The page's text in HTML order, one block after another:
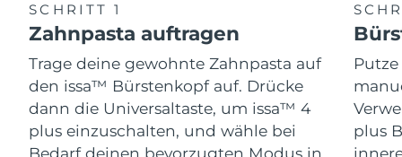
SCHRITT 1
Zahnpasta auftragen
Trage deine gewohnte Zahnpasta auf
den issa™ Bürstenkopf auf. Drücke
dann die Universaltaste, um issa™ 4
plus einzuschalten, und wähle bei
plus